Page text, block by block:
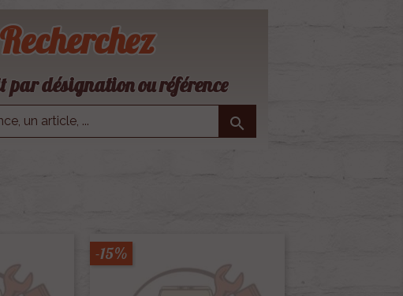
Recherchez
par désignation ou référence

-15%